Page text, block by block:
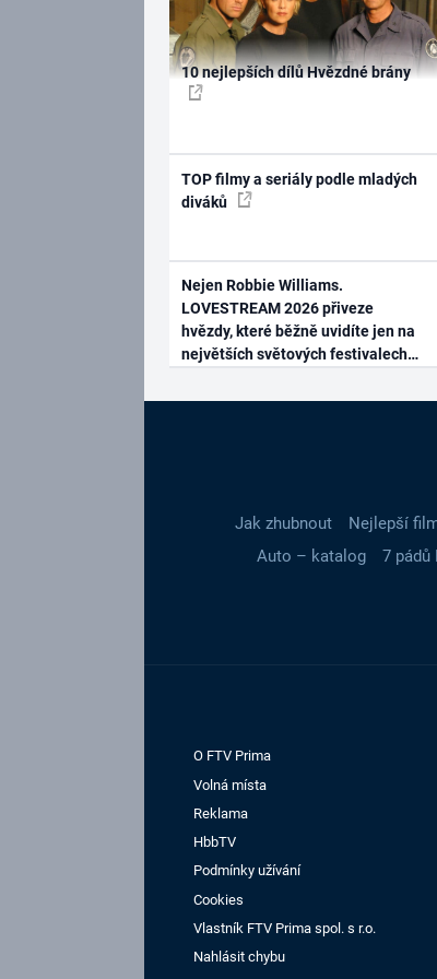
10 nejlepších dílů Hvězdné brány
TOP filmy a seriály podle mladých
diváků
Nejen Robbie Williams.
LOVESTREAM 2026 přiveze
hvězdy, které běžně uvidíte jen na
největších světových festivalech
Jak zhubnout Nejlepší
Auto – katalog
7 pádů
O FTV Prima
Volná místa
Reklama
HbbTV
Podmínky užívání
Cookies
Vlastník FTV Prima spol. s r.o.
Nahlásit chybu